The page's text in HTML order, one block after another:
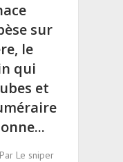
sur
le
qui
et
Le sniper